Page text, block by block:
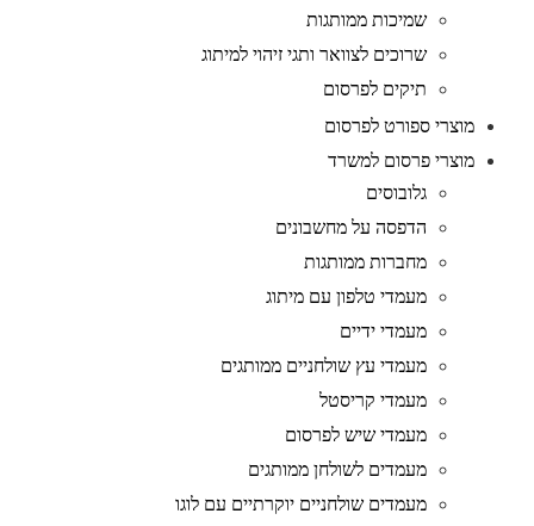
שמיכות ממותגות
שרוכים לצוואר ותגי זיהוי למיתוג
תיקים לפרסום
מוצרי ספורט לפרסום
מוצרי פרסום למשרד
גלובוסים
הדפסה על מחשבונים
מחברות ממותגות
מעמדי טלפון עם מיתוג
מעמדי ידיים
מעמדי עץ שולחניים ממותגים
מעמדי קריסטל
מעמדי שיש לפרסום
מעמדים לשולחן ממותגים
מעמדים שולחניים יוקרתיים עם לוגו